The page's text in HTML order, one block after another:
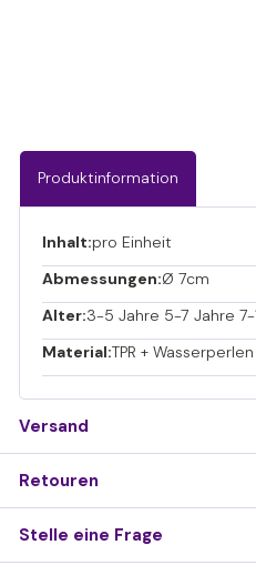
Produktinformation
Inhalt:pro Einheit
Abmessungen:Ø 7cm
Alter:3-5 Jahre 5-7 Jahre 7-
Material:TPR +
Versand
Retouren
Stelle eine Frage